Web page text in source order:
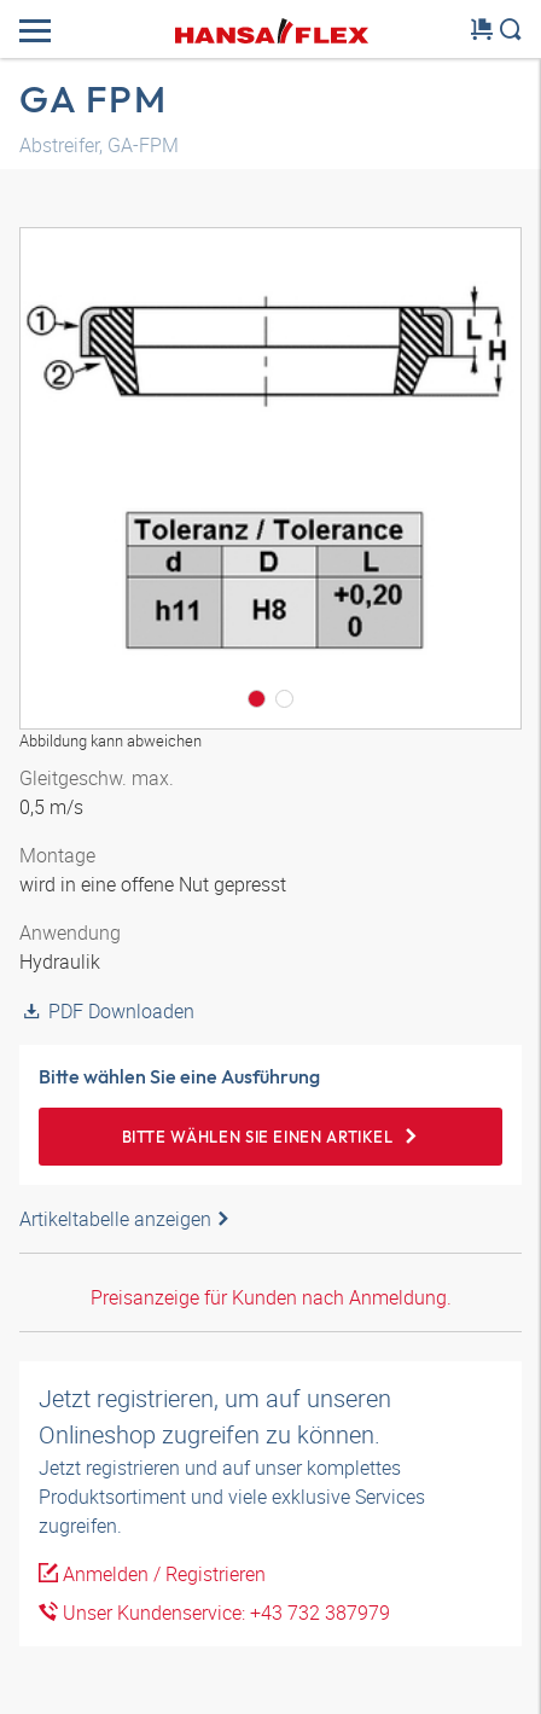
GA FPM
Abstreifer, GA-FPM
Abbildung kann abweichen
Gleitgeschw. max.
0,5 m/s
Montage
wird in eine offene Nut gepresst
Anwendung
Hydraulik
PDF Downloaden
Bitte wählen Sie eine Ausführung
BITTE WÄHLEN SIE EINEN ARTIKEL
Artikeltabelle anzeigen
Preisanzeige für Kunden nach Anmeldung.
Jetzt registrieren, um auf unseren
Onlineshop zugreifen zu können.
Jetzt registrieren und auf unser komplettes
Produktsortiment und viele exklusive Services
zugreifen.
Anmelden / Registrieren
Unser Kundenservice: +43 732 387979